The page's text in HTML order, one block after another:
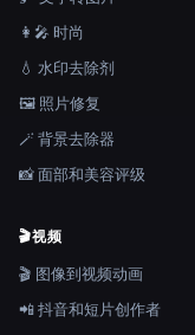
👩‍🎤 时尚
💧 水印去除剂
🖼️ 照片修复
🪄 背景去除器
📸 面部和美容评级
🎬视频
🎬 图像到视频动画
📲 抖音和短片创作者